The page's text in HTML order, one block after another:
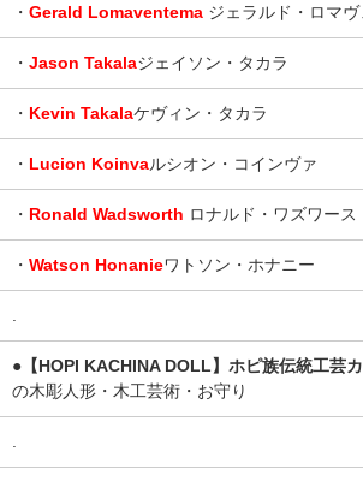
・ Gerald Lomaventema ジェラルド・ロマ
・ Jason Takalaジェイソン・タカラ
・ Kevin Takalaケヴィン・タカラ
・ Lucion Koinvaルシオン・コインヴァ
・ Ronald Wadsworth ロナルド・ワズワース
・ Watson Honanieワトソン・ホナニー
.
●【HOPI KACHINA DOLL】ホピ族伝統工芸
の木彫人形・木工芸術・お守り
.